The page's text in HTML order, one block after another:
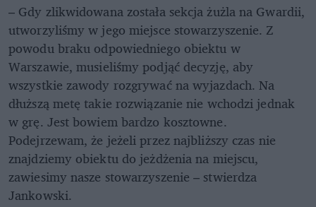
– Gdy zlikwidowana została sekcja żużla na Gwardii,
utworzyliśmy w jego miejsce stowarzyszenie. Z
powodu braku odpowiedniego obiektu w
Warszawie, musieliśmy podjąć decyzję, aby
wszystkie zawody rozgrywać na wyjazdach. Na
dłuższą metę takie rozwiązanie nie wchodzi jednak
w grę. Jest bowiem bardzo kosztowne.
Podejrzewam, że jeżeli przez najbliższy czas nie
znajdziemy obiektu do jeżdżenia na miejscu,
zawiesimy nasze stowarzyszenie – stwierdza
Jankowski.